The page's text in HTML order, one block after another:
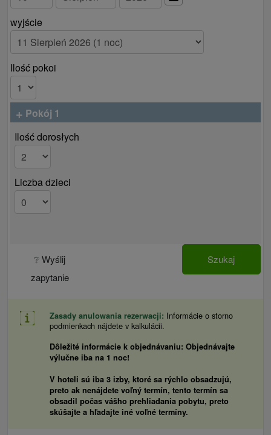
Cennik - dopłaty
Płacą po przyjeździe w recepcji.
opłata lokalna 2 € / osoba / noc (klienci, którzy
zakupią pobyt po 01.06.2025, będą mieli wliczoną
transfer na lotnisko
wyjście
Ilość pokoi
+ Pokój 1
Ilość dorosłych
Liczba dzieci
❔ Wyślij
zapytanie
Szukaj
Zasady anulowania rezerwacji Informácie o storno
podmienkach nájdete v kalkulácii.
Dôležité informácie k objednávaniu: Objednávajte
výlučne iba na 1 noc!
V hoteli sú iba 3 izby, ktoré sa rýchlo obsadzujú,
preto ak nenájdete voľný termín, tento termín sa
obsadil počas vášho prehliadania pobytu, preto
skúšajte a hľadajte iné voľné termíny.